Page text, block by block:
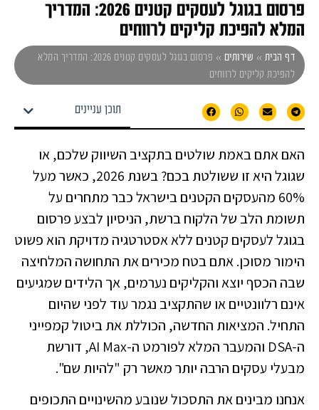
פרסום בגוגל לעסקים קטנים 2026: המדריך
המלא להפיכת קליקים לרווחים
דף הבית » שירותים »
פרסום בגוגל לעסקים קטנים 2026: המדריך המלא
להפיכת קליקים לרווחים
תוכן עניינים
האם אתם באמת שולטים בתקציב השיווק שלכם, או
שגוגל היא זו ששולטת בכם? בשנת 2026, כאשר מעל
60% מהעסקים הקטנים בישראל כבר מתחרים על
תשומת הלב של הלקוח ברשת, הניסיון לבצע פרסום
בגוגל לעסקים קטנים ללא אסטרטגיה מדויקת הוא פשוט
הימור מסוכן. אתם בטח מכירים את התחושה המלחיצה
שבה הכסף יוצא והקליקים נערמים, אך הלידים שמגיעים
אינם רלוונטיים או שהתקציב נגמר עוד לפני שהיום
התחיל. המציאות החדשה, הכוללת את ביטול קמפייני
ה-DSA והמעבר המלא לפורמט ה-AI Max, דורשת
מבעלי עסקים הרבה יותר מאשר רק "להיות שם".
אנחנו מבינים את התסכול שנובע מהשינויים התכופים